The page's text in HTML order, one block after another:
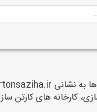
کارخانه های کارتن